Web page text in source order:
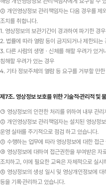
② 개인영상정보 관리책임자는 다음 경우를 제
조치를 취합니다.
1. 영상정보의 보관기간이 경과하여 파기한 경우
2. 법률에 따라 열람 등이 금지되거나 제한되는
3. 다른 사람의 생명ㆍ신체를 해할 우려가 있
침해할 우려가 있는 경우
4. 기타 정보주체의 열람 등 요구를 거부할 만
제7조. 영상정보 보호를 위한 기술적·관리적 및
① 영상정보의 안전한 처리를 위하여 내부 관리
② 개인영상정보 관리책임자는 설치된 영상정
운영 실태를 주기적으로 점검 하고 있습니다.
③ 수행하는 업무에 따라 영상정보에 대한 접근
④ 영상정보에 대하여 접근권한을 부여받은 자
조치하고, 이에 필요한 교육은 자체적으로 실
⑤ 영상정보의 생성 일시 및 영상개인정보에 대
등을 기록·관리하고 있습니다.